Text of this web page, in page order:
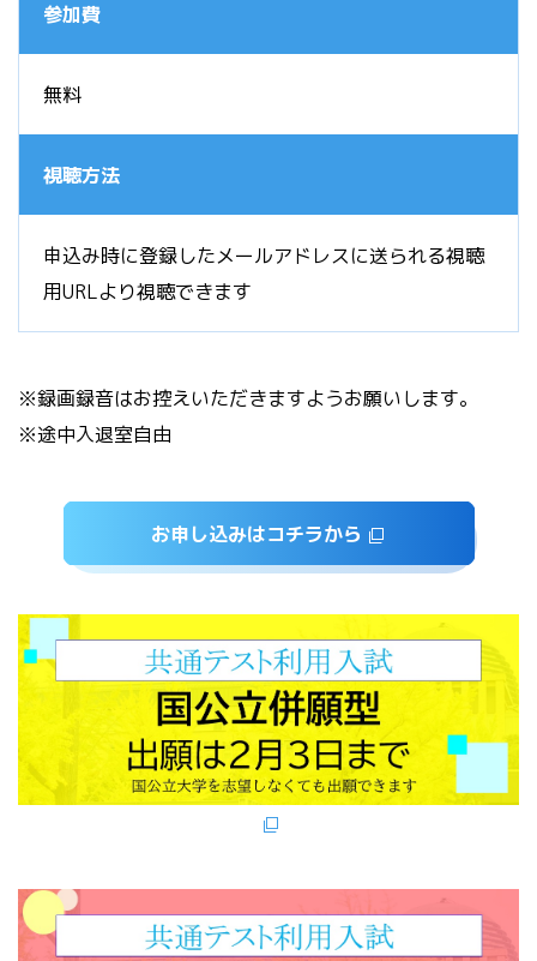
参加費
無料
視聴方法
申込み時に登録したメールアドレスに送られる視聴
用URLより視聴できます
※録画録音はお控えいただきますようお願いします。
※途中入退室自由
お申し込みはコチラから